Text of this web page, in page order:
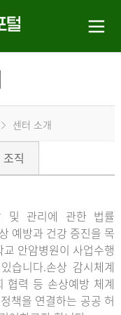
센터 소개
조직
및 관리에 관한 법률
예방과 건강 증진을 목
안암병원이 사업수행
습니다.손상 감시체계
협력 등 손상예방 체계
책을 연결하는 공공 허